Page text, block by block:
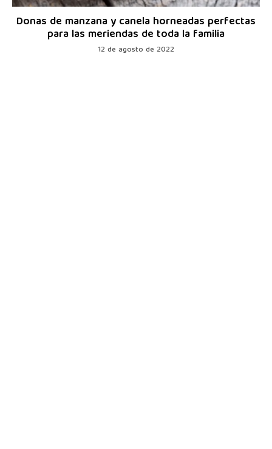
Donas de manzana y canela horneadas perfectas
para las meriendas de toda la familia
12 de agosto de 2022